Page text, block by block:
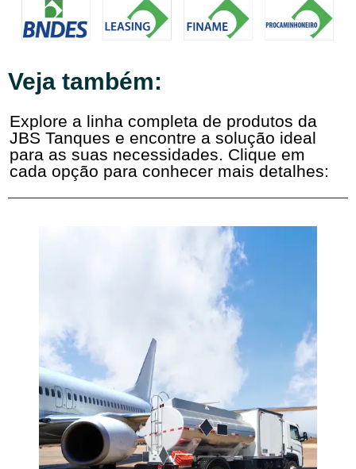
Veja também:
Explore a linha completa de produtos da
JBS Tanques e encontre a solução ideal
para as suas necessidades. Clique em
cada opção para conhecer mais detalhes: